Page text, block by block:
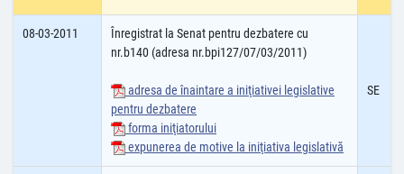
08-03-2011
Înregistrat la Senat pentru dezbatere cu
nr.b140 (adresa nr.bpi127/07/03/2011)
adresa de înaintare a iniţiativei legislative
pentru dezbatere
forma iniţiatorului
expunerea de motive la iniţiativa legislativă
SE